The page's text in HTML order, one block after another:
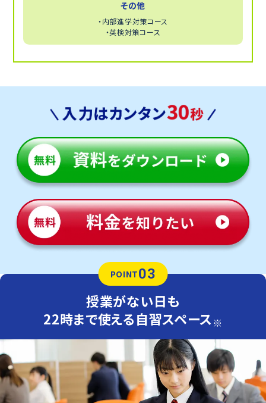
その他
・内部進学対策コース
・英検対策コース
POINT03
授業がない日も
22時まで使える自習スペース ※